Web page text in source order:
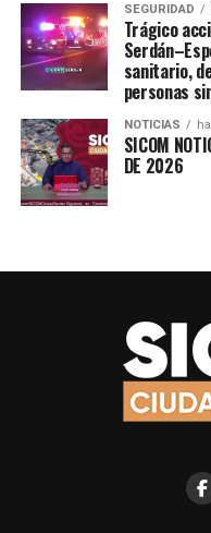
SEGURIDAD
Trágico
sanitario,
personas
NOTICIAS
SICOM
DE 2026